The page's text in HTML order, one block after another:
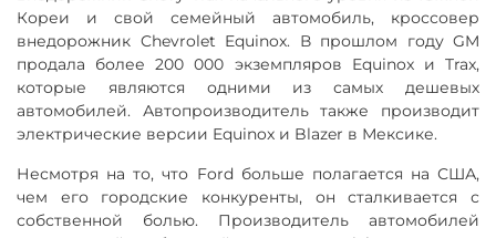
Кореи и свой семейный автомобиль, кроссовер
внедорожник Chevrolet Equinox. В прошлом году GM
продала более 200 000 экземпляров Equinox и Trax,
которые являются одними из самых дешевых
автомобилей. Автопроизводитель также производит
электрические версии Equinox и Blazer в Мексике.
Несмотря на то, что Ford больше полагается на США,
чем его городские конкуренты, он сталкивается с
собственной болью. Производитель автомобилей